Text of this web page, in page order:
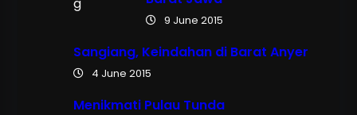
9 June 2015
Sangiang, Keindahan di Barat Anyer
4 June 2015
Menikmati Pulau Tunda